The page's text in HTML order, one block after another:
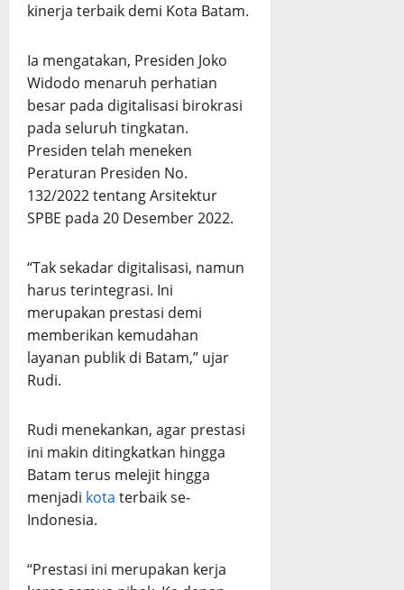
kinerja terbaik demi Kota Batam.
Ia mengatakan, Presiden Joko
Widodo menaruh perhatian
besar pada digitalisasi birokrasi
pada seluruh tingkatan.
Presiden telah meneken
Peraturan Presiden No.
132/2022 tentang Arsitektur
SPBE pada 20 Desember 2022.
“Tak sekadar digitalisasi, namun
harus terintegrasi. Ini
merupakan prestasi demi
memberikan kemudahan
layanan publik di Batam,” ujar
Rudi.
Rudi menekankan, agar prestasi
ini makin ditingkatkan hingga
Batam terus melejit hingga
menjadi kota terbaik se-
Indonesia.
“Prestasi ini merupakan kerja